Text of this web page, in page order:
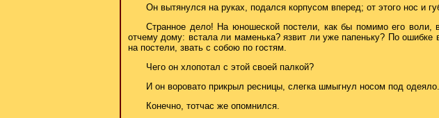
Он вытянулся на руках, подался корпусом вперед; от этого нос и
Странное дело! На юношеской постели, как бы помимо его воли,
отчему дому: встала ли маменька? язвит ли уже папеньку? По ошибке
на постели, звать с собою по гостям.
Чего он хлопотал с этой своей палкой?
И он воровато прикрыл ресницы, слегка шмыгнул носом под одеяло.
Конечно, тотчас же опомнился.